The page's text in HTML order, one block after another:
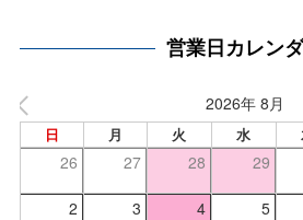
営業日カレン
2026年 8月
日 月 火 水
26 27 28 29
2 3 4 5